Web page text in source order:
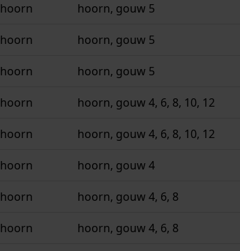
hoorn hoorn, gouw 5
hoorn hoorn, gouw 5
hoorn hoorn, gouw 5
hoorn hoorn, gouw 4, 6, 8, 10, 12
hoorn hoorn, gouw 4, 6, 8, 10, 12
hoorn hoorn, gouw 4
hoorn hoorn, gouw 4, 6, 8
hoorn hoorn, gouw 4, 6, 8